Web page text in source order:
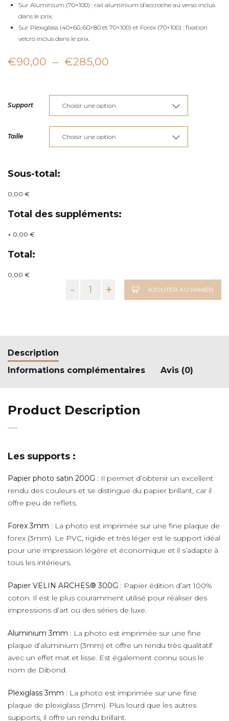
Sur Aluminium (70×100) : rail aluminium d’accroche au verso inclus
dans le prix.
Sur Plexiglass (40×60, 60×80 et 70×100) et Forex (70×100) : fixation
velcro inclus dans le prix.
€90,00 – €285,00
prix :
€90,00
à
€285,00
Support
Taille
Sous-total:
0,00 €
Total des suppléments:
+ 0,00 €
Total:
0,00 €
- + AJOUTER AU PANIER
Description
Informations complémentaires
Avis (0)
Product Description
Les supports :
Papier photo satin 200G : Il permet d’obtenir un excellent
rendu des couleurs et se distingue du papier brillant, car il
offre peu de reflets.
Forex 3mm : La photo est imprimée sur une fine plaque de
forex (3mm). Le PVC, rigide et très léger est le support idéal
pour une impression légère et économique et il s’adapte à
tous les intérieurs.
Papier VELIN ARCHES® 300G : Papier édition d’art 100%
coton. Il est le plus couramment utilisé pour réaliser des
impressions d’art ou des séries de luxe.
Aluminium 3mm : La photo est imprimée sur une fine
plaque d’aluminium (3mm) et offre un rendu très qualitatif
avec un effet mat et lisse. Est également connu sous le
nom de Dibond.
Plexiglass 3mm : La photo est imprimée sur une fine
plaque de plexiglass (3mm). Plus lourd que les autres
supports, il offre un rendu brillant.